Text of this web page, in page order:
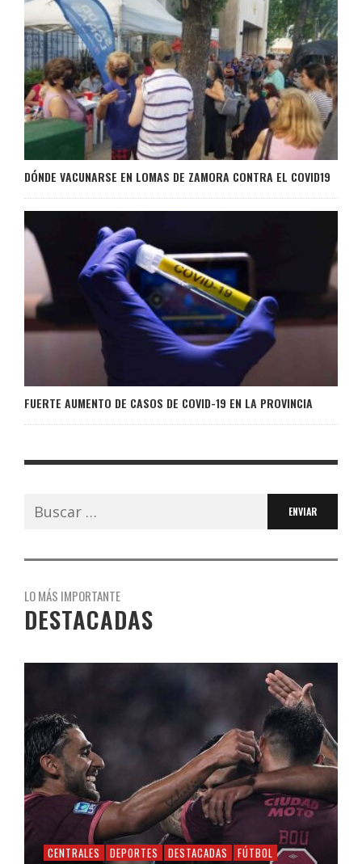
DÓNDE VACUNARSE EN LOMAS DE ZAMORA CONTRA EL COVID19
FUERTE AUMENTO DE CASOS DE COVID-19 EN LA PROVINCIA
Buscar:
LO MÁS IMPORTANTE
DESTACADAS
CENTRALES DEPORTES DESTACADAS FÚTBOL